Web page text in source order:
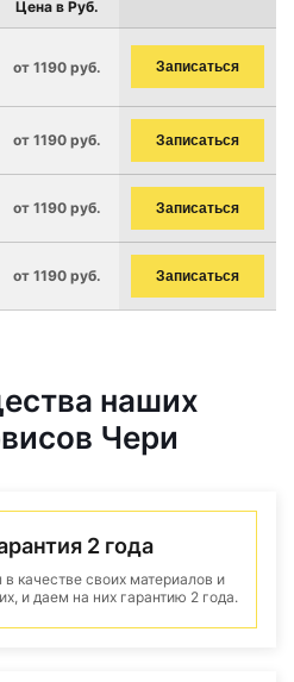
Цена в Руб.
от 1190 руб. Записаться
от 1190 руб. Записаться
от 1190 руб. Записаться
от 1190 руб. Записаться
наших
Чери
2 года
качестве своих материалов и
и даем на них гарантию 2 года.